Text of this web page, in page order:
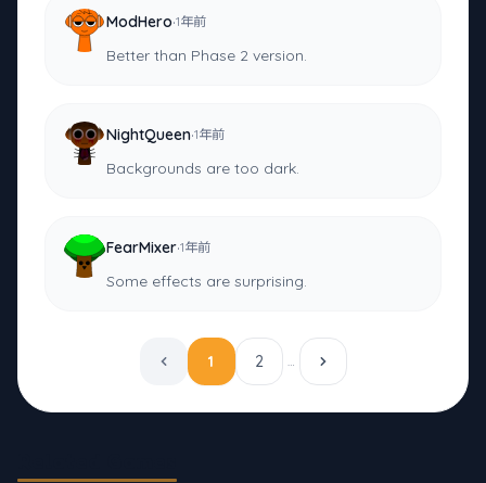
ModHero·1年前
Better than Phase 2 version.
NightQueen·1年前
Backgrounds are too dark.
FearMixer·1年前
Some effects are surprising.
1 2 …